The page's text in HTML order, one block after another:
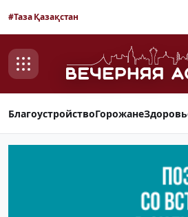
#Таза Қазақстан
БлагоустройствоГорожане